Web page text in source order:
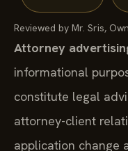
Reviewed by Mr. Sris,
Attorney
informational
constitute legal
attorney-client
application change